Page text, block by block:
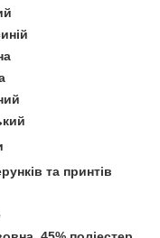
та принтів